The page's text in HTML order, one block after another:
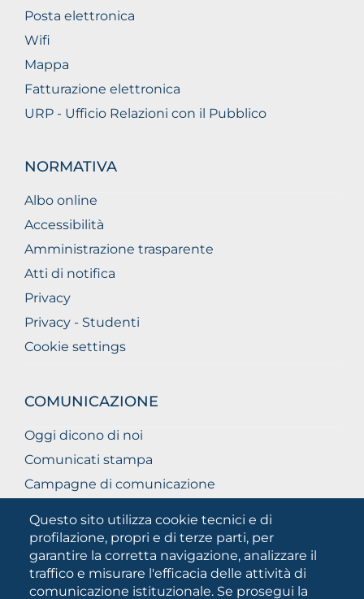
Questo sito utilizza cookie tecnici e di
profilazione, propri e di terze parti, per
garantire la corretta navigazione, analizzare il
traffico e misurare l'efficacia delle attività di
comunicazione istituzionale. Se prosegui la
Posta elettronica
Wifi
Mappa
Fatturazione elettronica
URP - Ufficio Relazioni con il Pubblico
NORMATIVA
Albo online
Accessibilità
Amministrazione trasparente
Atti di notifica
Privacy
Privacy - Studenti
Cookie settings
COMUNICAZIONE
Oggi dicono di noi
Comunicati stampa
Campagne di comunicazione
Unifg Mag
Manuale di identità visiva
Facts and figures